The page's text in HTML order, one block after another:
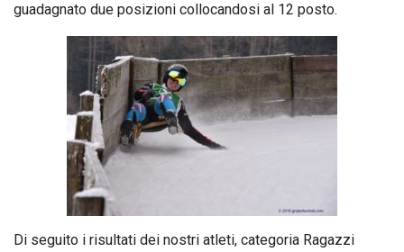
guadagnato due posizioni collocandosi al 12 posto.
Di seguito i risultati dei nostri atleti, categoria Ragazzi